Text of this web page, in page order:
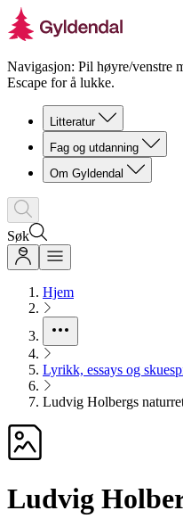
Navigasjon: Pil høyre/venstre
Escape for å lukke.
Litteratur
Fag og utdanning
Om Gyldendal
Søk
Hjem
Lyrikk, essays og
Ludvig Holbergs
Ludvig